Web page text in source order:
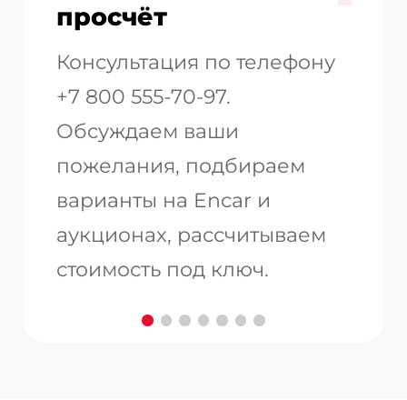
просчёт
Консультация по телефону
+7 800 555-70-97.
Обсуждаем ваши
пожелания, подбираем
варианты на Encar и
аукционах, рассчитываем
стоимость под ключ.